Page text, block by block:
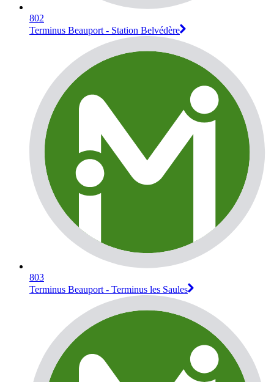
802
Terminus Beauport - Station Belvédère
803
Terminus Beauport - Terminus les Saules